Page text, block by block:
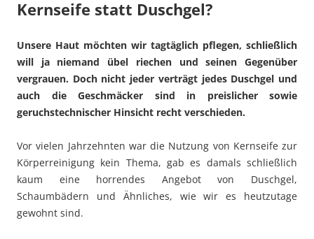
Kernseife statt Duschgel?
Unsere Haut möchten wir tagtäglich pflegen, schließlich
will ja niemand übel riechen und seinen Gegenüber
vergrauen. Doch nicht jeder verträgt jedes Duschgel und
auch die Geschmäcker sind in preislicher sowie
geruchstechnischer Hinsicht recht verschieden.
Vor vielen Jahrzehnten war die Nutzung von Kernseife zur
Körperreinigung kein Thema, gab es damals schließlich
kaum eine horrendes Angebot von Duschgel,
Schaumbädern und Ähnliches, wie wir es heutzutage
gewohnt sind.